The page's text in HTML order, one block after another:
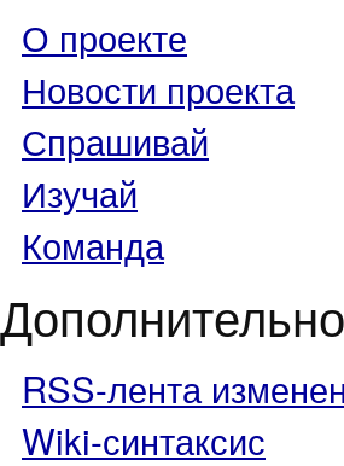
О проекте
Новости проекта
Спрашивай
Изучай
Команда
Дополнительно
RSS-лента
Wiki-синтаксис